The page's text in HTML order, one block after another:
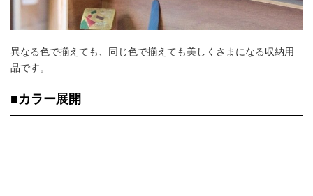
異なる色で揃えても、同じ色で揃えても美しくさまになる収納用
品です。
■カラー展開